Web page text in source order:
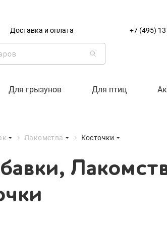
Доставка и оплата +7 (495)
Для грызунов Для птиц
Лакомства Косточки
+7 (495)
Доставка